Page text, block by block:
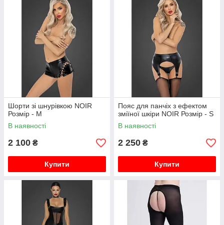
Шорти зі шнурівкою NOIR
Розмір - M
В наявності
2 100 ₴
Купити
Пояс для панчіх з ефектом
зміїної шкіри NOIR Розмір - S
В наявності
2 250 ₴
Купити